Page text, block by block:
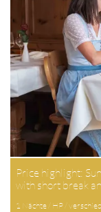
Price highlight:
with short break
1 Nächte / HP /